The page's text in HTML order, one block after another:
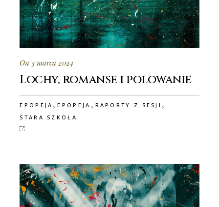
On 3 marca 2024
Lochy, romanse i polowanie
EPOPEJA ,EPOPEJA , RAPORTY Z SESJI ,
STARA SZKOŁA